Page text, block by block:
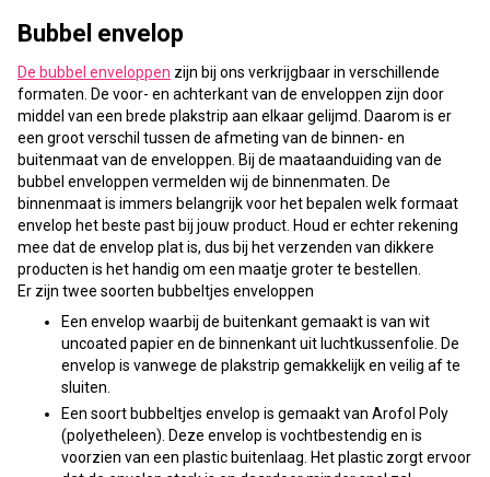
Bubbel envelop
De bubbel enveloppen zijn bij ons verkrijgbaar in verschillende
formaten. De voor- en achterkant van de enveloppen zijn door
middel van een brede plakstrip aan elkaar gelijmd. Daarom is er
een groot verschil tussen de afmeting van de binnen- en
buitenmaat van de enveloppen. Bij de maataanduiding van de
bubbel enveloppen vermelden wij de binnenmaten. De
binnenmaat is immers belangrijk voor het bepalen welk formaat
envelop het beste past bij jouw product. Houd er echter rekening
mee dat de envelop plat is, dus bij het verzenden van dikkere
producten is het handig om een maatje groter te bestellen.
Er zijn twee soorten bubbeltjes enveloppen
Een envelop waarbij de buitenkant gemaakt is van wit
uncoated papier en de binnenkant uit luchtkussenfolie. De
envelop is vanwege de plakstrip gemakkelijk en veilig af te
sluiten.
Een soort bubbeltjes envelop is gemaakt van Arofol Poly
(polyetheleen). Deze envelop is vochtbestendig en is
voorzien van een plastic buitenlaag. Het plastic zorgt ervoor